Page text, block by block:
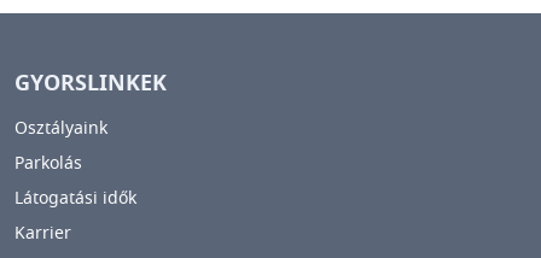
GYORSLINKEK
Osztályaink
Parkolás
Látogatási idők
Karrier